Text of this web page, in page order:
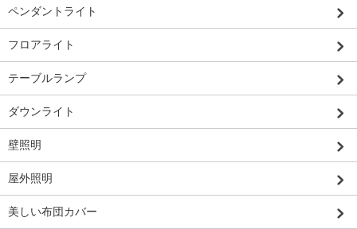
ペンダントライト
フロアライト
テーブルランプ
ダウンライト
壁照明
屋外照明
美しい布団カバー